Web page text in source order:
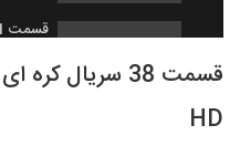
۲۷,۶۰۸ بازدید
قسمت 38 سریال
HD